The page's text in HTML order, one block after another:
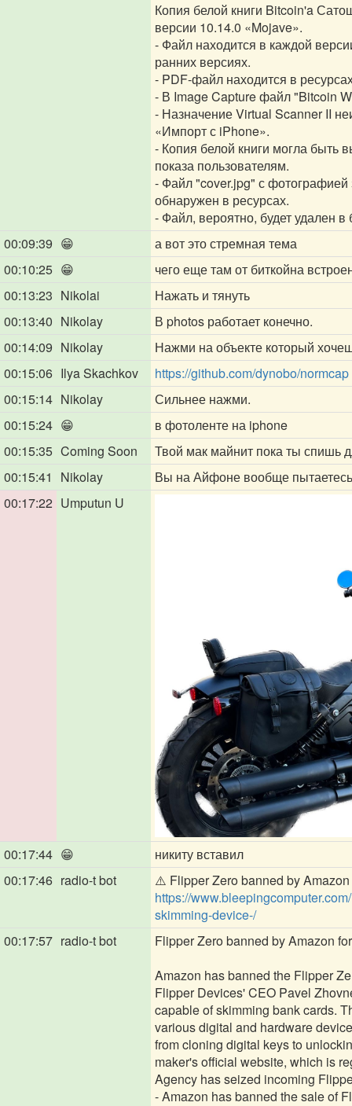
Копия белой книги Bitcoin'a
версии 10.14.0 «Mojave».
- Файл находится в каждой
ранних версиях.
- PDF-файл находится в
- В Image Capture файл "Bitcoin
- Назначение Virtual Scanner II
«Импорт с iPhone».
- Копия белой книги могла быть
показа пользователям.
- Файл "cover.jpg" с фотографией
обнаружен в ресурсах.
- Файл, вероятно, будет удален
00:09:39 😁
а вот это стремная тема
00:10:25 😁
чего еще там от биткойна
00:13:23 Nikolai
Нажать и тянуть
00:13:40 Nikolay
В photos работает конечно.
00:14:09 Nikolay
Нажми на объекте который
00:15:06 Ilya Skachkov
https://github.com/dynobo/normcap
00:15:14 Nikolay
Сильнее нажми.
00:15:24 😁
в фотоленте на iphone
00:15:35 Coming Soon
Твой мак майнит пока ты спишь
00:15:41
Nikolay
Вы на Айфоне вообще
00:17:22 Umputun U
00:17:44 😁
никиту вставил
00:17:46 radio-t bot
⚠️ Flipper Zero banned by Amazon
https://
skimming-device-/
00:17:57 radio-t bot
Flipper Zero banned by Amazon
Amazon has banned the Flipper
Flipper Devices' CEO Pavel
capable of skimming bank cards.
various digital and hardware
from cloning digital keys to
maker's official website, which is
Agency has seized incoming
- Amazon has banned the sale of